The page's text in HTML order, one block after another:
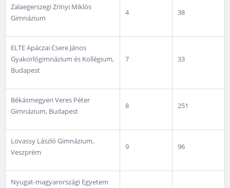
Zalaegerszegi Zrínyi Miklós
Gimnázium
4 38
ELTE Apáczai Csere János
Gyakorlógimnázium és Kollégium,
Budapest
7 33
Békásmegyeri Veres Péter
Gimnázium, Budapest
8 251
Lovassy László Gimnázium,
Veszprém
9 96
Nyugat-magyarországi Egyetem